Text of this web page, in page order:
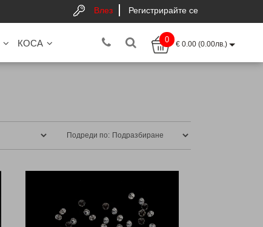
Влез Регистрирайте се
КОСА 0
€ 0.00 (0.00лв.)
Подреди по: